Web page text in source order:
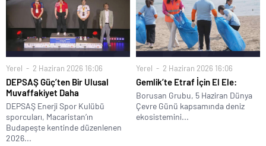
Yerel 2 Haziran 2026 16:06
DEPSAŞ Güç’ten Bir Ulusal
Muvaffakiyet Daha
DEPSAŞ Enerji Spor Kulübü
sporcuları, Macaristan’ın
Budapeşte kentinde düzenlenen
2026...
Yerel 2 Haziran 2026 16:06
Gemlik’te Etraf İçin El Ele:
Borusan Grubu, 5 Haziran Dünya
Çevre Günü kapsamında deniz
ekosistemini...